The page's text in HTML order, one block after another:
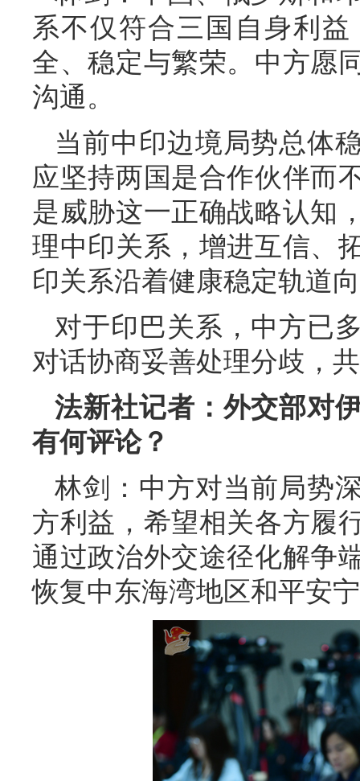
系不仅符合三国自身利
全、稳定与繁荣。中方愿
沟通。
当前中印边境局势总体
应坚持两国是合作伙伴而
是威胁这一正确战略认知
理中印关系，增进互信、
印关系沿着健康稳定轨道
对于印巴关系，中方已
对话协商妥善处理分歧，
法新社记者：外交部对
有何评论？
林剑：中方对当前局势
方利益，希望相关各方履
通过政治外交途径化解争
恢复中东海湾地区和平安